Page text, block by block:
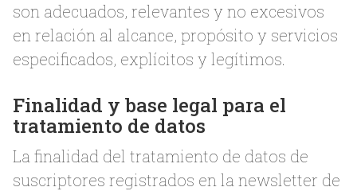
son adecuados, relevantes y no excesivos
en relación al alcance, propósito y servicios
especificados, explícitos y legítimos.
Finalidad y base legal para el
tratamiento de datos
La finalidad del tratamiento de datos de
suscriptores registrados en la newsletter de